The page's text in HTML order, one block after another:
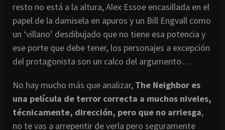
resto no está a la altura, Alex Essoe encasillada en el
papel de la damisela en apuros y un Bill Engvall como
un ‘villano’ desdibujado que no tiene esa potencia y
ese porte que debe tener, los personajes a excepción
del protagonista son un calco del argumento…
No hay mucho más que analizar, The Neighbor es
una película de terror correcta a muchos niveles,
técnicamente, dirección, pero que no arriesga,
no te vas a arrepentir de verla pero seguramente